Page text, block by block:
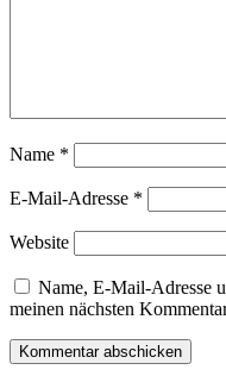
Name *
E-Mail-Adresse *
Website
Name, E-Mail-Adresse
meinen nächsten